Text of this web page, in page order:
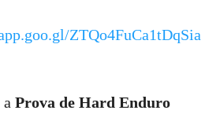
ZTQo4FuCa1tDqSia
Prova de Hard Enduro